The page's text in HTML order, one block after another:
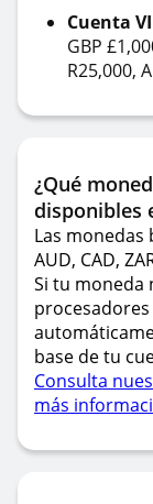
Cuenta
GBP
¿Qué
disponibles
Las monedas
AUD, CAD,
Si tu moneda
base de tu
Consulta
más